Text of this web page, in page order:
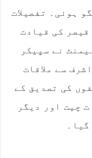
ہوئی۔ تفصیلات
کی قیادت
نے سپیکر
سے ملاقات
کی تصدیق کے
چیت اور دیگر